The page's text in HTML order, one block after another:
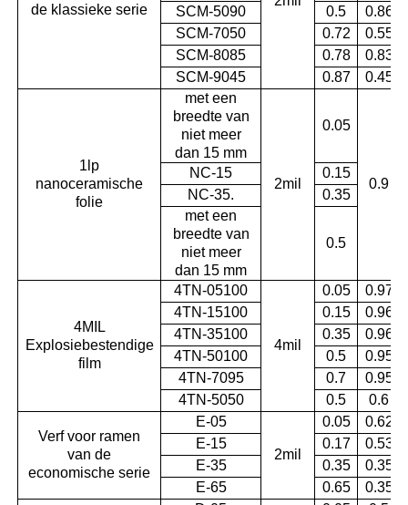
de klassieke serie SCM-5090 0.5
0.86
SCM-7050
0.72
0.55
SCM-8085
0.78
0.83
SCM-9045
0.87 0.45
1lp
nanoceramische
folie
met een
breedte van
niet meer
dan 15 mm
2mil
0.05
0.9
NC-15
0.15
NC-35.
0.35
met een
breedte van
niet meer
dan 15 mm
0.5
4MIL
Explosiebestendige
film
4TN-05100
4mil
0.05
0.97
4TN-15100
0.15
0.96
4TN-35100
0.35
0.96
4TN-50100
0.5
0.95
4TN-7095
0.7
0.95
4TN-5050
0.5 0.6
Verf voor ramen
van de
economische serie
E-05
2mil
0.05
0.62
E-15
0.17
0.53
E-35
0.35
0.35
E-65
0.65 0.35